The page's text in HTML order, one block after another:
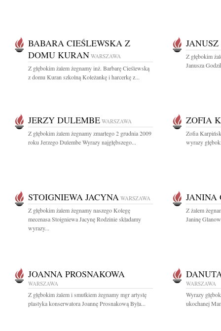
BABARA CIEŚLEWSKA Z
DOMU KURAN WARSZAWA
Z głębokim żalem żegnamy inż. Barbarę Cieślewską
z domu Kuran szkolną Koleżankę i harcerkę z...
Z głębokim
Janusza
JERZY DULEMBE WARSZAWA
Z głębokim żalem żegnamy zmarłego 2 grudnia 2009
roku Jerzego Dulembe Wyrazy najgłębszego...
ZOFIA
Zofia
wyrazy
STOIGNIEWA JACYNA WARSZAWA
Z głębokim żalem żegnamy naszego Kolegę
mecenasa Stoigniewa Jacynę Rodzinie składamy
wyrazy...
JANINA
Z żalem
Janinę
JOANNA PROSNAKOWA
WARSZAWA
Z głębokim żalem i smutkiem żegnamy mgr artystę
plastyka konserwatora Joannę Prosnakową Była...
WARSZAWA
Wyrazy
ukochanej